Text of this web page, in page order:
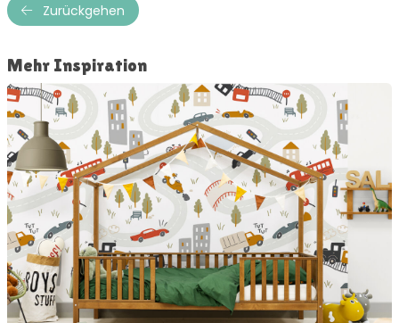
Zurückgehen
Mehr Inspiration